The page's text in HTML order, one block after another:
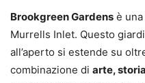
Brookgreen Gardens è
Murrells Inlet. Questo
all’aperto si estende su
combinazione di arte,